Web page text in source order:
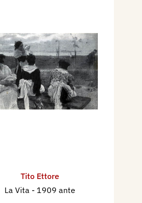
Tito Ettore
La Vita - 1909 ante